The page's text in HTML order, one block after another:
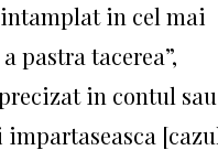
in cel mai
pastra tacerea”,
in contul